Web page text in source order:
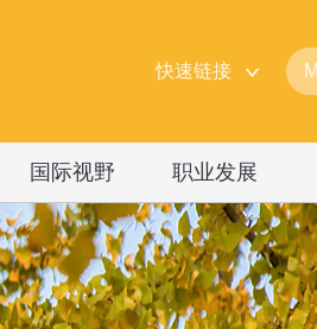
快速链接
国际视野 职业发展